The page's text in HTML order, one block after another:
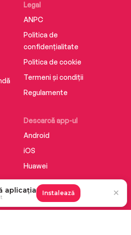
Descarcă app-ul
Android
iOS
Huawei
Legal
ANPC
Politica de
confidențialitate
Politica de cookie
Termeni și condiții
Regulamente
aplicația Instalează ✕